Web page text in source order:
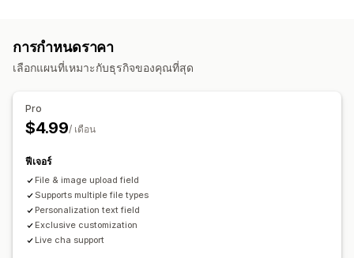
ช่องที่กำหนดเอง
ตัวอย่าง
การกำหนดราคา
เลือกแผนที่เหมาะกับธุรกิจของคุณที่สุด
Pro
$4.99/ เดือน
ฟีเจอร์
File & image upload field
Supports multiple file types
Personalization text field
Exclusive customization
Live cha support